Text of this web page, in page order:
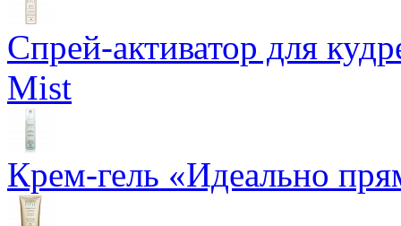
Спрей-активатор для
Mist
Крем-гель «Идеально